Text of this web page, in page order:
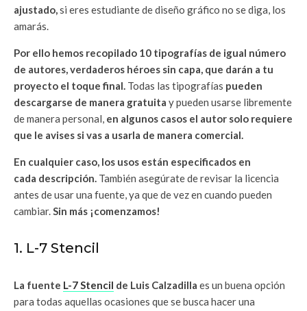
ajustado,si eres estudiante de diseño gráfico no se diga, los
amarás.
Por ello hemos recopilado 10 tipografías de igual número
de autores, verdaderos héroes sin capa, que darán a tu
proyecto el toque final. Todas las tipografías pueden
descargarse de manera gratuita y pueden usarse libremente
de manera personal, en algunos casos el autor solo requiere
que le avises si vas a usarla de manera comercial.
En cualquier caso, los usos están especificados en
cada descripción. También asegúrate de revisar la licencia
antes de usar una fuente, ya que de vez en cuando pueden
cambiar.Sin más ¡comenzamos!
1. L-7 Stencil
La fuente L-7 Stencil de Luis Calzadilla es un buena opción
para todas aquellas ocasiones que se busca hacer una